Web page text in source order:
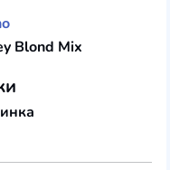
Blond Mix